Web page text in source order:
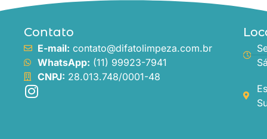
Contato
E-mail: contato@difatolimpeza.com.br
WhatsApp: (11) 99923-7941
CNPJ: 28.013.748/0001-48